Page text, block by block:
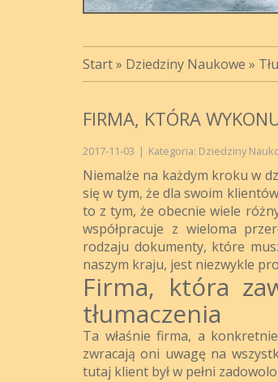
Start» Dziedziny Naukowe »
FIRMA, KTÓRA
2017-11-03 | Kategoria: Dziedziny
Niemalże na każdym kroku w
się w tym, że dla swoim
to z tym, że obecnie wiele
współpracuje z wieloma
rodzaju dokumenty, które
naszym kraju, jest niezwykle
Firma, która
tłumaczenia
Ta właśnie firma, a
zwracają oni uwagę na
tutaj klient był w pełni